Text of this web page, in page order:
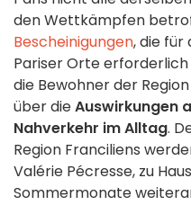
den Wettkämpfen
Bescheinigungen, die
Pariser Orte
die Bewohner der
über dieAuswirkungen
Nahverkehr im Alltag.
Region Franciliens
Valérie Pécresse, zu
Sommermonate